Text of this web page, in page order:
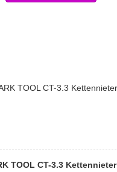
TOOL CT-3.3 Kettennieter